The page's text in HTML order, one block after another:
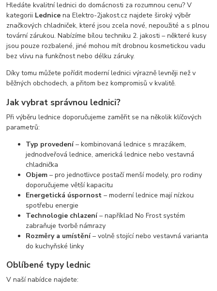
Hledáte kvalitní lednici do domácnosti za rozumnou cenu? V
kategorii Lednice na Elektro-2jakost.cz najdete široký výběr
značkových chladniček, které jsou zcela nové, nepoužité a s plnou
tovární zárukou. Nabízíme bílou techniku 2. jakosti – některé kusy
jsou pouze rozbalené, jiné mohou mít drobnou kosmetickou vadu
bez vlivu na funkčnost nebo délku záruky.
Díky tomu můžete pořídit moderní lednici výrazně levněji než v
běžných obchodech, a přitom bez kompromisů v kvalitě.
Jak vybrat správnou lednici?
Při výběru lednice doporučujeme zaměřit se na několik klíčových
parametrů:
Typ provedení– kombinovaná lednice s mrazákem,
jednodveřová lednice, americká lednice nebo vestavná
chladnička
Objem – pro jednotlivce postačí menší modely, pro rodiny
doporučujeme větší kapacitu
Energetická úspornost – moderní lednice mají nízkou
spotřebu energie
Technologie chlazení– například No Frost systém
zabraňuje tvorbě námrazy
Rozměry a umístění– volně stojící nebo vestavná varianta
do kuchyňské linky
Oblíbené typy lednic
V naší nabídce najdete: